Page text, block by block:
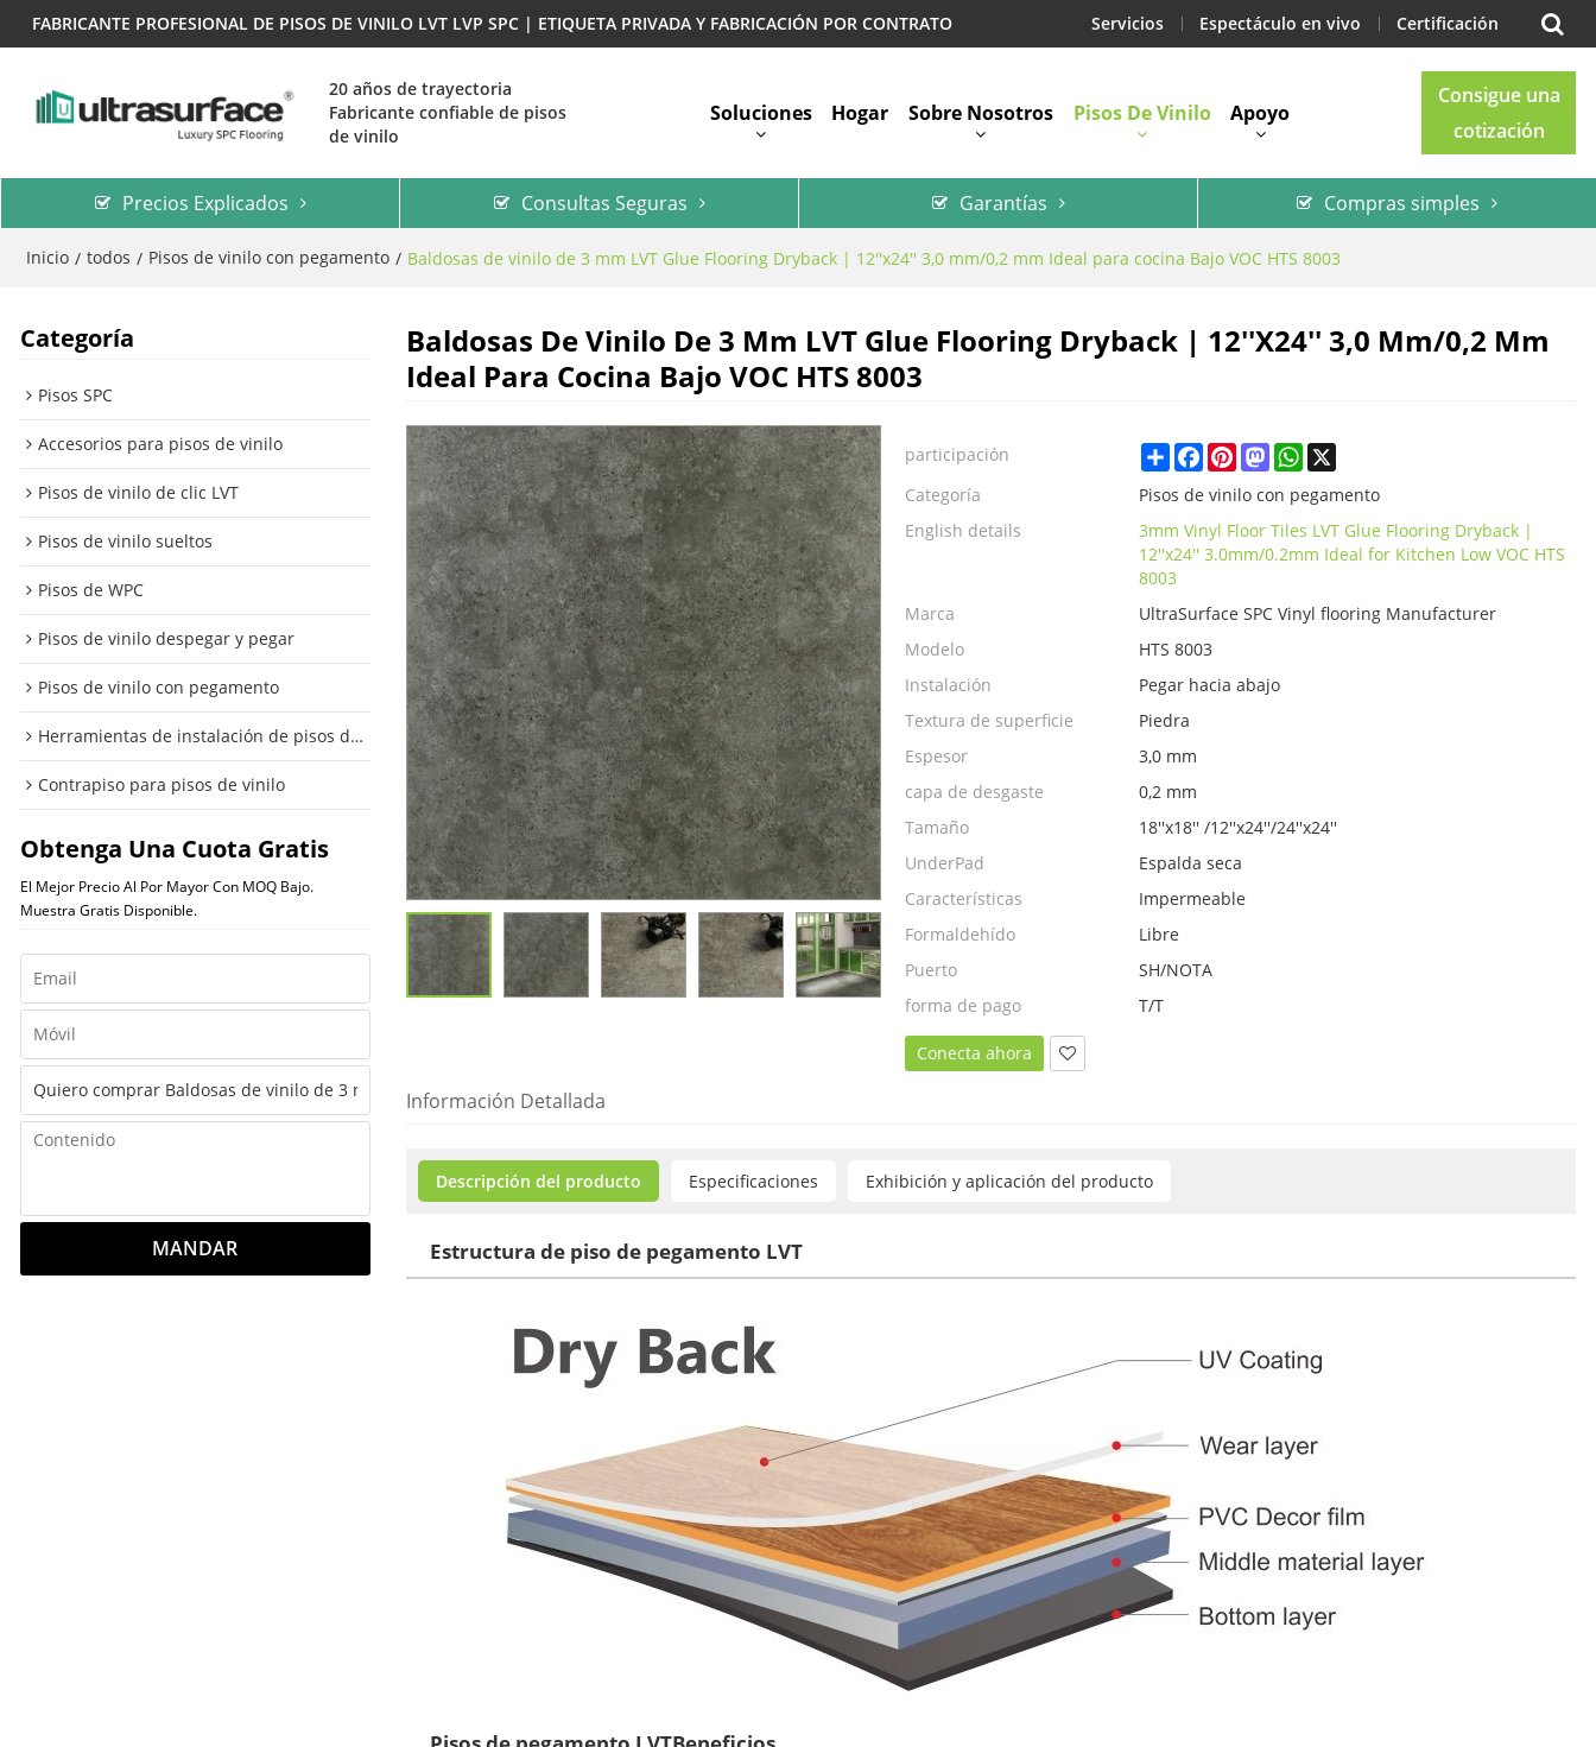
FABRICANTE PROFESIONAL DE PISOS DE VINILO LVT LVP SPC | ETIQUETA PRIVADA Y FABRICACIÓN POR CONTRATO Servicios Espectáculo en vivo Certificación
20 años de trayectoria
Fabricante confiable de pisos
de vinilo
Soluciones Hogar Sobre Nosotros Pisos De Vinilo Apoyo
Consigue una
cotización
Precios Explicados Consultas Seguras Garantías Compras simples
Inicio / todos / Pisos de vinilo con pegamento / Baldosas de vinilo de 3 mm LVT Glue Flooring Dryback | 12''x24'' 3,0 mm/0,2 mm Ideal para cocina Bajo VOC HTS 8003
Categoría
Pisos SPC
Accesorios para pisos de vinilo
Pisos de vinilo de clic LVT
Pisos de vinilo sueltos
Pisos de WPC
Pisos de vinilo despegar y pegar
Pisos de vinilo con pegamento
Herramientas de instalación de pisos de vinilo
Contrapiso para pisos de vinilo
Obtenga Una Cuota Gratis
El Mejor Precio Al Por Mayor Con MOQ Bajo.
Muestra Gratis Disponible.
MANDAR
Baldosas De Vinilo De 3 Mm LVT Glue Flooring Dryback | 12''x24'' 3,0 Mm/0,2 Mm
Ideal Para Cocina Bajo VOC HTS 8003
participación ShareFacebookPinterestMastodonWhatsApp
Categoría
Pisos de vinilo con pegamento
English details
3mm Vinyl Floor Tiles LVT Glue Flooring Dryback |
12''x24'' 3.0mm/0.2mm Ideal for Kitchen Low VOC HTS
8003
Marca
UltraSurface SPC Vinyl flooring Manufacturer
Modelo
HTS 8003
Instalación
Pegar hacia abajo
Textura de superficie
Piedra
Espesor
3,0 mm
capa de desgaste
0,2 mm
Tamaño
18''x18'' /12''x24''/24''x24''
UnderPad
Espalda seca
Características
Impermeable
Formaldehído
Libre
Puerto
SH/NOTA
forma de pago
T/T
Conecta ahora
Información Detallada
Descripción del producto Especificaciones Exhibición y aplicación del producto
Estructura de piso de pegamento LVT